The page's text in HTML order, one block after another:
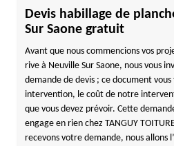
Devis habillage de
Sur Saone gratuit
Avant que nous commencions vos
rive à Neuville Sur Saone, nous vous
demande de devis ; ce document
intervention, le coût de notre
que vous devez prévoir. Cette
engage en rien chez TANGUY
recevons votre demande, nous allons